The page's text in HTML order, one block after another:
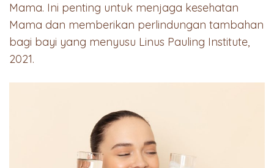
Mama. Ini penting untuk menjaga kesehatan
Mama dan memberikan perlindungan tambahan
bagi bayi yang menyusu Linus Pauling Institute,
2021.